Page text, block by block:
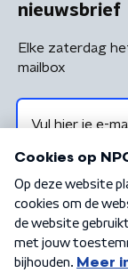
nieuwsbrief
Elke zaterdag
mailbox
Algemene